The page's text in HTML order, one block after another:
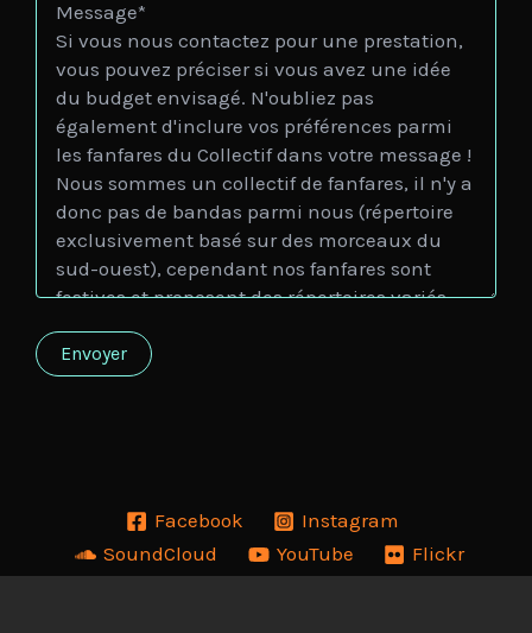
Facebook
Instagram
SoundCloud
YouTube Flickr